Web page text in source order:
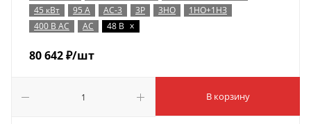
45 кВт
95 А AC-3 3P 3НО
1НО+1НЗ
400 В AC
AC 48 В x
80 642₽/шт
В корзину